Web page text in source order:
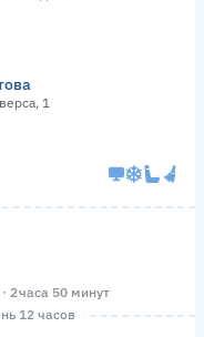
1
2 часа 50 минут
12 часов